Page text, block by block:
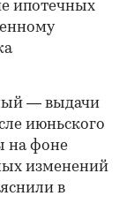
ипотечных
— выдачи
июньского
на фоне
изменений
в